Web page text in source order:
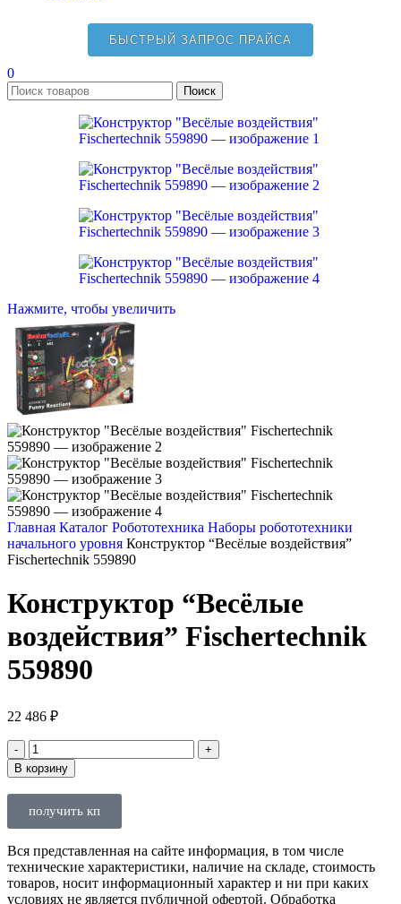
БЫСТРЫЙ ЗАПРОС ПРАЙСА
0
Поиск
Нажмите, чтобы увеличить
Главная Каталог Робототехника Наборы робототехники
начального уровня Конструктор “Весёлые воздействия”
Fischertechnik 559890
Конструктор “Весёлые
воздействия” Fischertechnik
559890
22 486 ₽
В корзину
получить кп
Вся представленная на сайте информация, в том числе
технические характеристики, наличие на складе, стоимость
товаров, носит информационный характер и ни при каких
условиях не является публичной офертой. Обработка